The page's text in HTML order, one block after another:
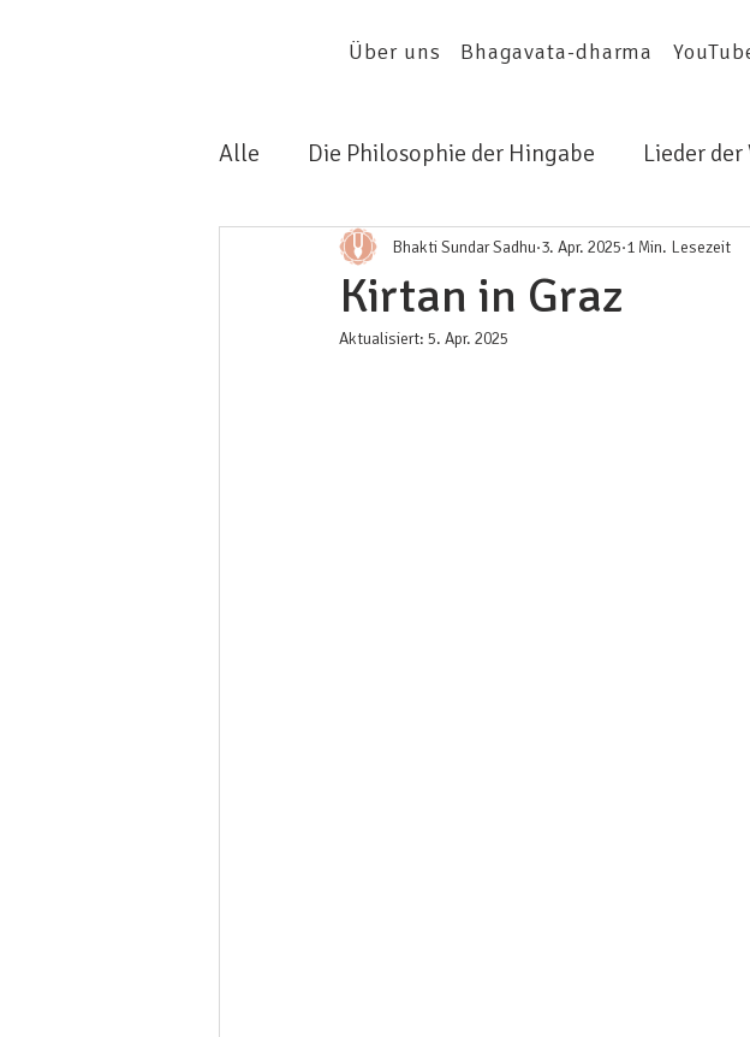
Über uns Bhagavata-dharma
Alle Die Philosophie der Hingabe Lieder der
Kirtan in Graz
Bhakti Sundar Sadhu 3. Apr. 2025 1 Min. Lesezeit
Aktualisiert: 5. Apr. 2025